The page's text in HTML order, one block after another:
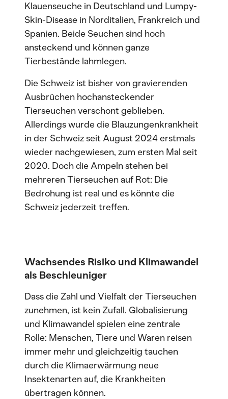
Klauenseuche in Deutschland und Lumpy-
Skin-Disease in Norditalien, Frankreich und
Spanien. Beide Seuchen sind hoch
ansteckend und können ganze
Tierbestände lahmlegen.
Die Schweiz ist bisher von gravierenden
Ausbrüchen hochansteckender
Tierseuchen verschont geblieben.
Allerdings wurde die Blauzungenkrankheit
in der Schweiz seit August 2024 erstmals
wieder nachgewiesen, zum ersten Mal seit
2020. Doch die Ampeln stehen bei
mehreren Tierseuchen auf Rot: Die
Bedrohung ist real und es könnte die
Schweiz jederzeit treffen.
Wachsendes Risiko und Klimawandel
als Beschleuniger
Dass die Zahl und Vielfalt der Tierseuchen
zunehmen, ist kein Zufall. Globalisierung
und Klimawandel spielen eine zentrale
Rolle: Menschen, Tiere und Waren reisen
immer mehr und gleichzeitig tauchen
durch die Klimaerwärmung neue
Insektenarten auf, die Krankheiten
übertragen können.